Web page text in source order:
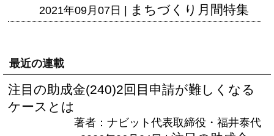
2021年09月07日 | まちづくり月間特集
最近の連載
注目の助成金(240)2回目申請が難しくなる
ケースとは
著者：ナビット代表取締役・福井泰代